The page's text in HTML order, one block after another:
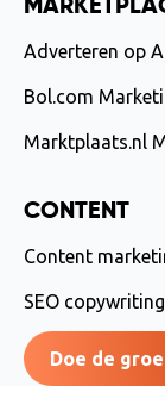
Adverteren op
Bol.com
Marktplaats.nl
CONTENT
Content
SEO copywriting
Doe de